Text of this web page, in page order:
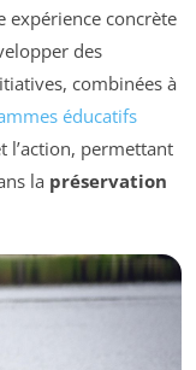
expérience concrète
des
combinées à
éducatifs
l’action, permettant
la préservation